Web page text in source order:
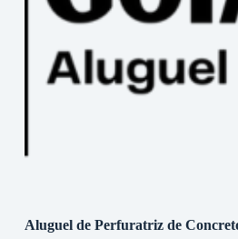
Aluguel de Perfuratriz de